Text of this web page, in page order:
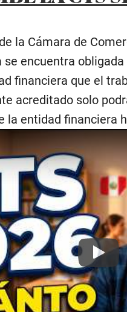
la Cámara de
encuentra
financiera que el
acreditado solo
la entidad financiera
Play